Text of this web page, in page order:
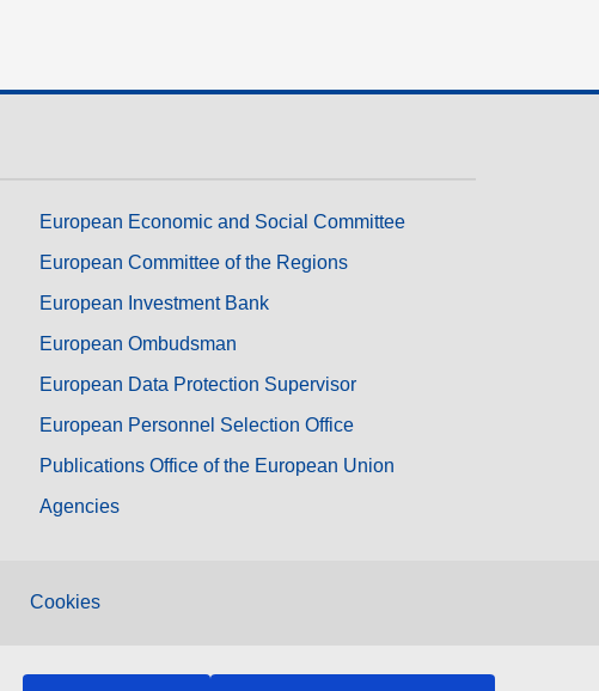
European Economic and Social Committee
European Committee of the Regions
European Investment Bank
European Ombudsman
European Data Protection Supervisor
European Personnel Selection Office
Publications Office of the European Union
Agencies
Cookies